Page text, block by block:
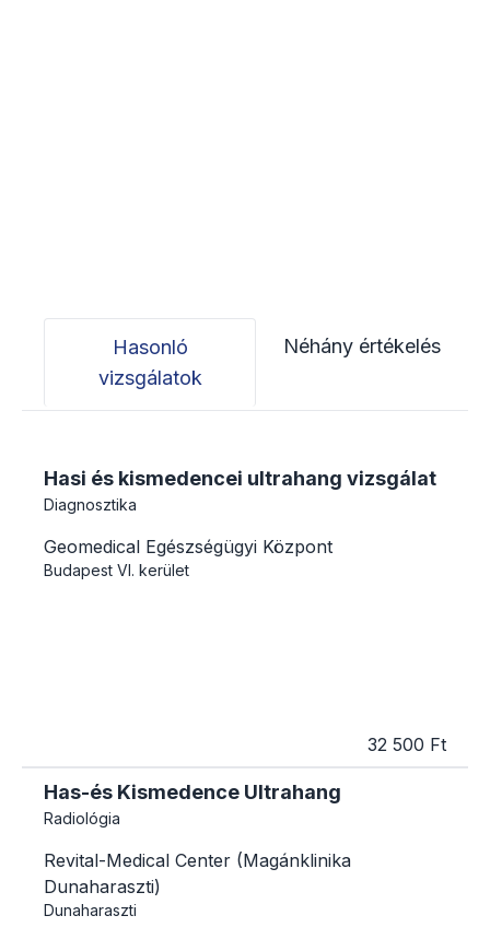
Hasonló
vizsgálatok
Néhány értékelés
Hasi és kismedencei ultrahang vizsgálat
Diagnosztika
Geomedical Egészségügyi Központ
Budapest VI. kerület
32 500 Ft
Has-és Kismedence Ultrahang
Radiológia
Revital-Medical Center (Magánklinika
Dunaharaszti)
Dunaharaszti